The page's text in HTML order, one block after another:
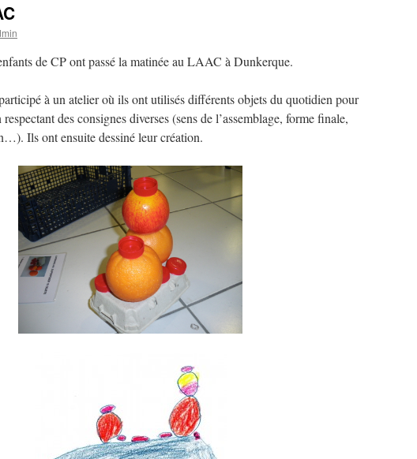
de CP ont passé la matinée au LAAC à Dunkerque.
à un atelier où ils ont utilisés différents objets du quotidien pour
respectant des consignes diverses (sens de l’assemblage, forme finale,
Ils ont ensuite dessiné leur création.